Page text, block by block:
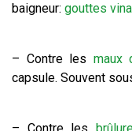
baigneur: gouttes
– Contre les maux
capsule. Souvent